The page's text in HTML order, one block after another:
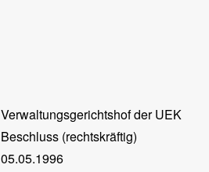
Verwaltungsgerichtshof der UEK
Beschluss (rechtskräftig)
05.05.1996